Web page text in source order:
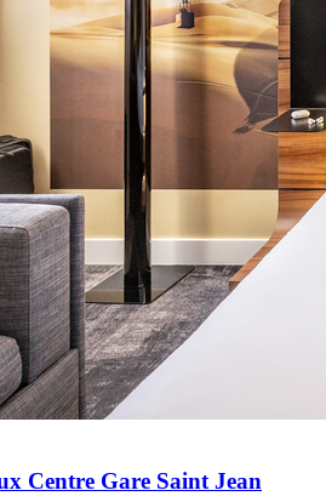
Centre Gare Saint Jean